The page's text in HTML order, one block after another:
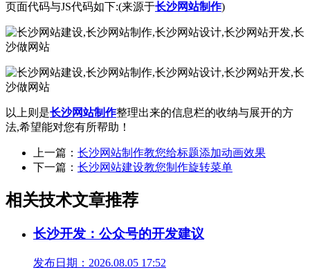
页面代码与JS代码如下:(来源于长沙网站制作)
以上则是长沙网站制作整理出来的信息栏的收纳与展开的方
法,希望能对您有所帮助！
上一篇： 长沙网站制作教您给标题添加动画效果
下一篇： 长沙网站建设教您制作旋转菜单
相关技术文章推荐
长沙开发：公众号的开发建议
发布日期：2026.08.05 17:52